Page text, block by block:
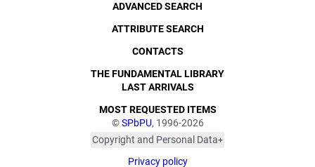
©SPbPU, 1996-2026
Copyright and Personal Data
published with the
Privacy policy
ADVANCED SEARCH
ATTRIBUTE SEARCH
CONTACTS
THE FUNDAMENTAL LIBRARY
LAST ARRIVALS
MOST REQUESTED ITEMS